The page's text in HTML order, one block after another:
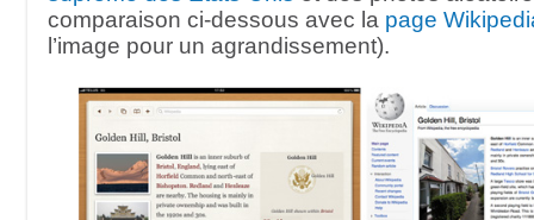
comparaison ci-dessous avec la page
l’image pour un agrandissement).